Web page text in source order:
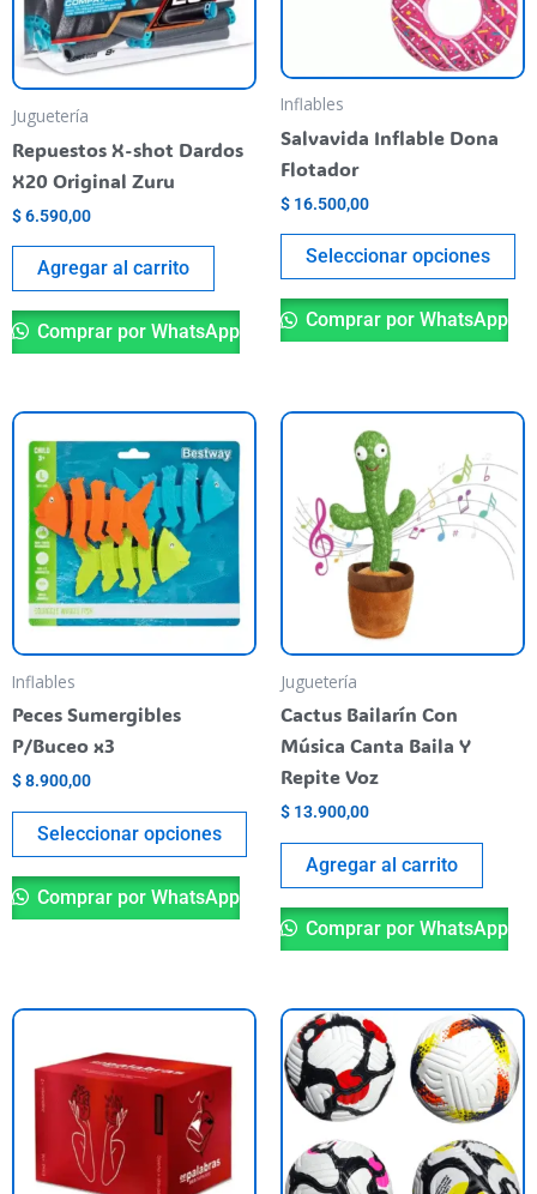
Juguetería
Repuestos X-shot Dardos
X20 Original Zuru
$6.590,00
Agregar al carrito
Comprar por WhatsApp
Inflables
Salvavida Inflable Dona
Flotador
$ 16.500,00
Seleccionar opciones
se
Comprar por WhatsApp
Inflables
Peces Sumergibles
P/Buceo x3
$8.900,00
Seleccionar opciones
Este
varias
variantes.
se
pueden
elegir
página
producto
Comprar por WhatsApp
Juguetería
Cactus Bailarín Con
Música Canta Baila Y
Repite Voz
$ 13.900,00
Agregar al carrito
Comprar por WhatsApp